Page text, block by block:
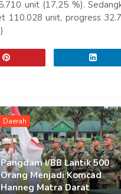
unit (17,25 %).
110.028 unit, progress
Daerah
Pangdam I/BB Lantik 500
Orang Menjadi Komcad
Hanneg Matra Darat